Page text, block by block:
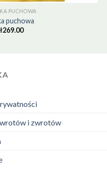
PUCHOWA
puchowa
269.00
i zwrotów